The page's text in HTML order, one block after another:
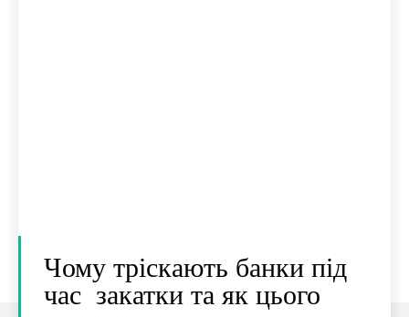
Чому тріскають банки під
час закатки та як цього